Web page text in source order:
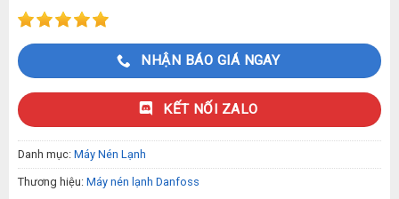
NHẬN BÁO GIÁ NGAY
KẾT NỐI ZALO
Danh mục: Máy Nén Lạnh
Thương hiệu: Máy nén lạnh Danfoss